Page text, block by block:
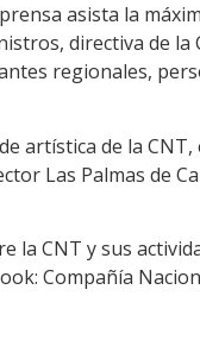
asista la
directiva de
regionales,
artística de la
Las Palmas de
la CNT y sus
Compañía